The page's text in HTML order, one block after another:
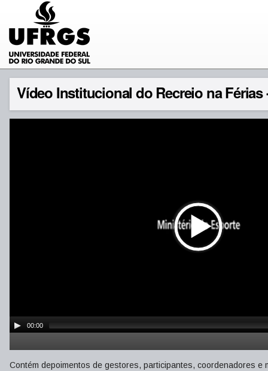
Vídeo Institucional do Recreio na Férias
00:00
Contém depoimentos de gestores, participantes, coordenadores